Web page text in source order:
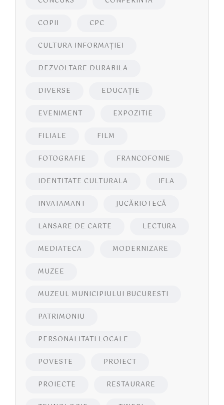
COPII CPC
CULTURA INFORMAŢIEI
DEZVOLTARE DURABILA
DIVERSE EDUCAŢIE
EVENIMENT EXPOZITIE
FILIALE FILM
FOTOGRAFIE FRANCOFONIE
IDENTITATE CULTURALA IFLA
INVATAMANT JUCĂRIOTECĂ
LANSARE DE CARTE LECTURA
MEDIATECA MODERNIZARE
MUZEE
MUZEUL MUNICIPIULUI BUCURESTI
PATRIMONIU
PERSONALITATI LOCALE
POVESTE PROIECT
PROIECTE RESTAURARE